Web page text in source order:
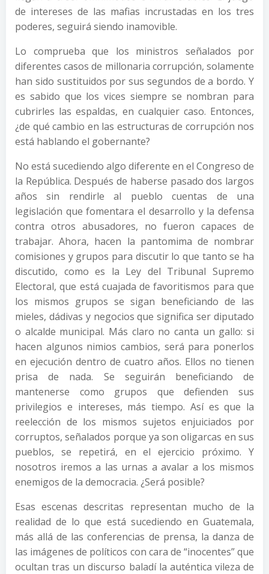
de intereses de las mafias incrustadas en los tres
poderes, seguirá siendo inamovible.
Lo comprueba que los ministros señalados por
diferentes casos de millonaria corrupción, solamente
han sido sustituidos por sus segundos de a bordo. Y
es sabido que los vices siempre se nombran para
cubrirles las espaldas, en cualquier caso. Entonces,
¿de qué cambio en las estructuras de corrupción nos
está hablando el gobernante?
No está sucediendo algo diferente en el Congreso de
la República. Después de haberse pasado dos largos
años sin rendirle al pueblo cuentas de una
legislación que fomentara el desarrollo y la defensa
contra otros abusadores, no fueron capaces de
trabajar. Ahora, hacen la pantomima de nombrar
comisiones y grupos para discutir lo que tanto se ha
discutido, como es la Ley del Tribunal Supremo
Electoral, que está cuajada de favoritismos para que
los mismos grupos se sigan beneficiando de las
mieles, dádivas y negocios que significa ser diputado
o alcalde municipal. Más claro no canta un gallo: si
hacen algunos nimios cambios, será para ponerlos
en ejecución dentro de cuatro años. Ellos no tienen
prisa de nada. Se seguirán beneficiando de
mantenerse como grupos que defienden sus
privilegios e intereses, más tiempo. Así es que la
reelección de los mismos sujetos enjuiciados por
corruptos, señalados porque ya son oligarcas en sus
pueblos, se repetirá, en el ejercicio próximo. Y
nosotros iremos a las urnas a avalar a los mismos
enemigos de la democracia. ¿Será posible?
Esas escenas descritas representan mucho de la
realidad de lo que está sucediendo en Guatemala,
más allá de las conferencias de prensa, la danza de
las imágenes de políticos con cara de “inocentes” que
ocultan tras un discurso baladí la auténtica vileza de